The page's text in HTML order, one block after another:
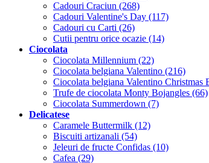
Cadouri Craciun (268)
Cadouri Valentine's Day (117)
Cadouri cu Carti (26)
Cutii pentru orice ocazie (14)
Ciocolata
Ciocolata Millennium (22)
Ciocolata belgiana Valentino (216)
Ciocolata belgiana Valentino Christmas
Trufe de ciocolata Monty Bojangles (66)
Ciocolata Summerdown (7)
Delicatese
Caramele Buttermilk (12)
Biscuiti artizanali (54)
Jeleuri de fructe Confidas (10)
Cafea (29)